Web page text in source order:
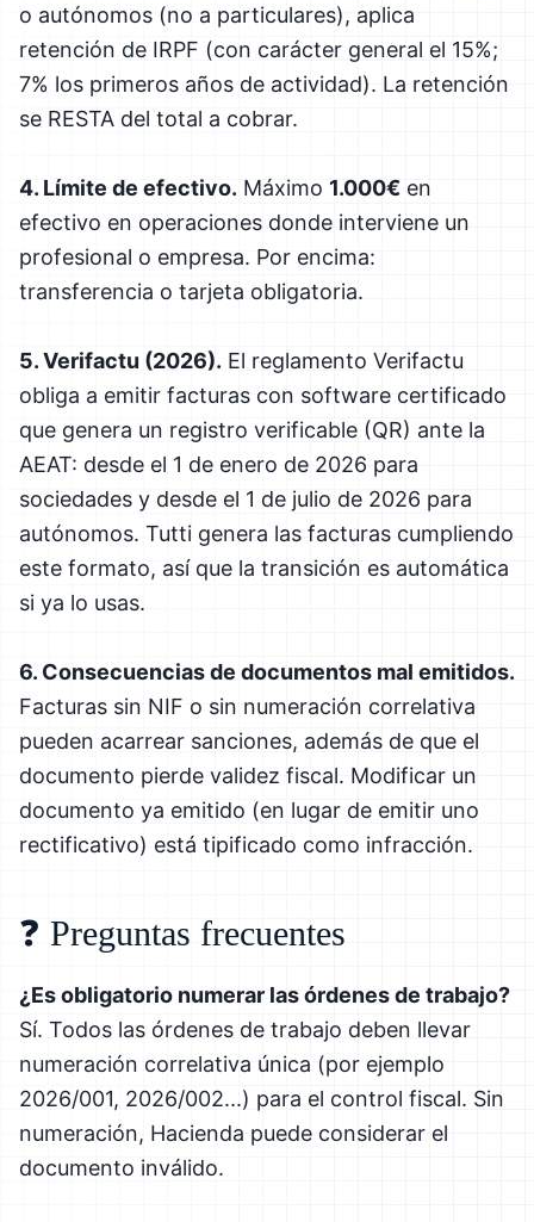
o autónomos (no a particulares), aplica
retención de IRPF (con carácter general el 15%;
7% los primeros años de actividad). La retención
se RESTA del total a cobrar.
4. Límite de efectivo. Máximo 1.000€ en
efectivo en operaciones donde interviene un
profesional o empresa. Por encima:
transferencia o tarjeta obligatoria.
5. Verifactu (2026). El reglamento Verifactu
obliga a emitir facturas con software certificado
que genera un registro verificable (QR) ante la
AEAT: desde el 1 de enero de 2026 para
sociedades y desde el 1 de julio de 2026 para
autónomos. Tutti genera las facturas cumpliendo
este formato, así que la transición es automática
si ya lo usas.
6. Consecuencias de documentos mal emitidos.
Facturas sin NIF o sin numeración correlativa
pueden acarrear sanciones, además de que el
documento pierde validez fiscal. Modificar un
documento ya emitido (en lugar de emitir uno
rectificativo) está tipificado como infracción.
❓ Preguntas frecuentes
¿Es obligatorio numerar las órdenes de trabajo?
Sí. Todos las órdenes de trabajo deben llevar
numeración correlativa única (por ejemplo
2026/001, 2026/002...) para el control fiscal. Sin
numeración, Hacienda puede considerar el
documento inválido.